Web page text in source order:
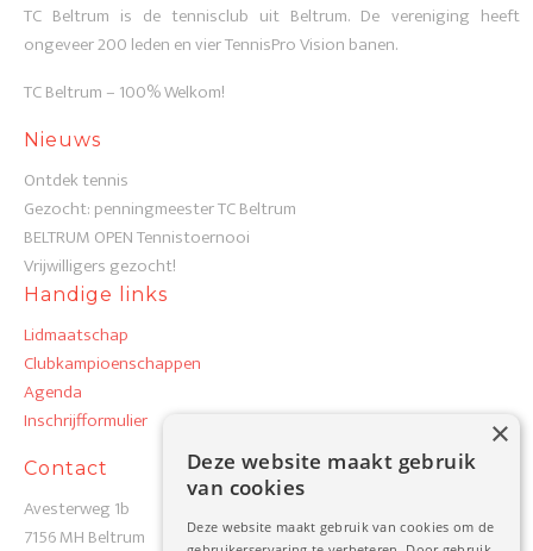
TC Beltrum is de tennisclub uit Beltrum. De vereniging heeft
ongeveer 200 leden en vier TennisPro Vision banen.
TC Beltrum – 100% Welkom!
Nieuws
Ontdek tennis
Gezocht: penningmeester TC Beltrum
BELTRUM OPEN Tennistoernooi
Vrijwilligers gezocht!
Handige links
Lidmaatschap
Clubkampioenschappen
Agenda
Inschrijfformulier
Contact
Avesterweg 1b
7156 MH Beltrum
Deze website maakt gebruik
van cookies
Deze website maakt gebruik van cookies om de
×